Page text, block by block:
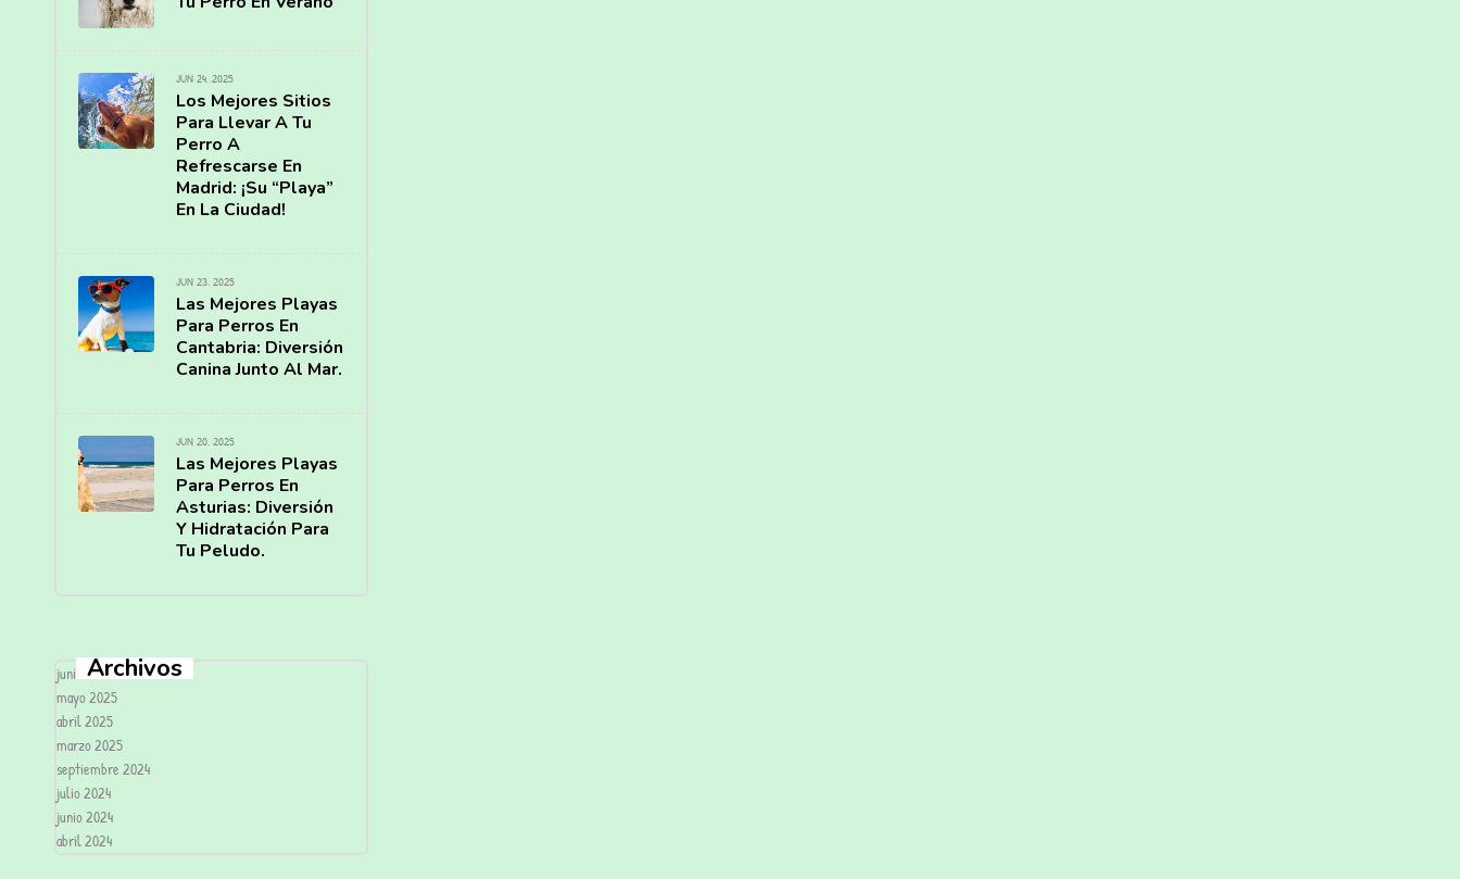
JUN 24, 2025
Los Mejores Sitios
Para Llevar A Tu
Perro A
Refrescarse En
Madrid: ¡Su “Playa”
En La Ciudad!
JUN 23, 2025
Las Mejores Playas
Para Perros En
Cantabria: Diversión
Canina Junto Al Mar.
JUN 20, 2025
Las Mejores Playas
Para Perros En
Asturias: Diversión
Y Hidratación Para
Tu Peludo.
Archivos
junio 2025
mayo 2025
abril 2025
marzo 2025
septiembre 2024
julio 2024
junio 2024
abril 2024